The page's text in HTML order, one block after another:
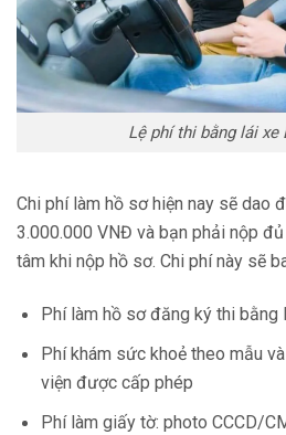
Lệ phí thi bằng lái xe
Chi phí làm hồ sơ hiện nay sẽ dao
3.000.000 VNĐ và bạn phải nộp
tâm khi nộp hồ sơ. Chi phí này sẽ
Phí làm hồ sơ đăng ký thi bằng
Phí khám sức khoẻ theo mẫu
viện được cấp phép
Phí làm giấy tờ: photo CCCD/